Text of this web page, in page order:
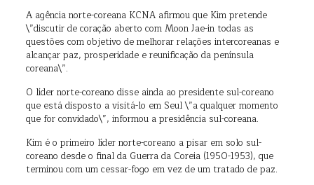
A agência norte-coreana KCNA afirmou que Kim pretende
\”discutir de coração aberto com Moon Jae-in todas as
questões com objetivo de melhorar relações intercoreanas e
alcançar paz, prosperidade e reunificação da península
coreana\”.
O líder norte-coreano disse ainda ao presidente sul-coreano
que está disposto a visitá-lo em Seul \”a qualquer momento
que for convidado\”, informou a presidência sul-coreana.
Kim é o primeiro líder norte-coreano a pisar em solo sul-
coreano desde o final da Guerra da Coreia (1950-1953), que
terminou com um cessar-fogo em vez de um tratado de paz.